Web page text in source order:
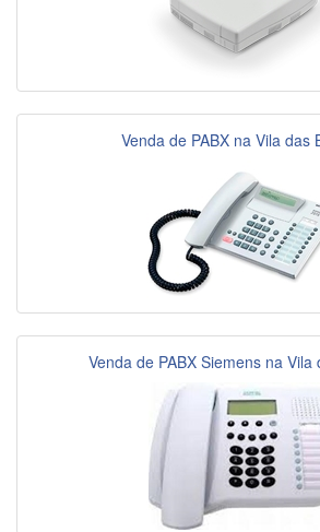
Venda de PABX na Vila das
Venda de PABX Siemens na Vila